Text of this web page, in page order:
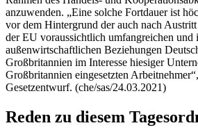
anzuwenden. „Eine solche Fortdauer ist
vor dem Hintergrund der auch nach
der EU voraussichtlich umfangreichen und
außenwirtschaftlichen Beziehungen
Großbritannien im Interesse hiesiger
Großbritannien eingesetzten
Gesetzentwurf. (che/sas/24.03.2021)
Reden zu diesem